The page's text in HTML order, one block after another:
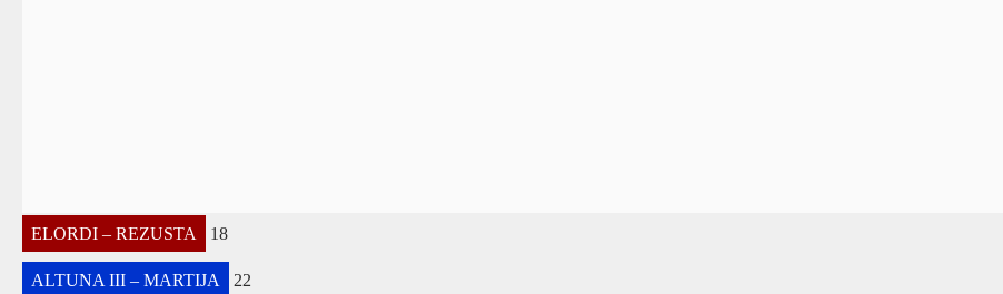
ELORDI – REZUSTA 18
ALTUNA III – MARTIJA 22